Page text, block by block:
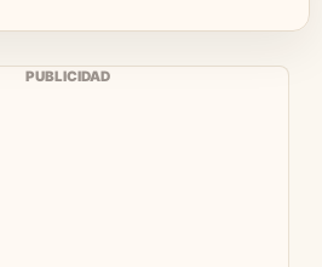
PUBLICIDAD